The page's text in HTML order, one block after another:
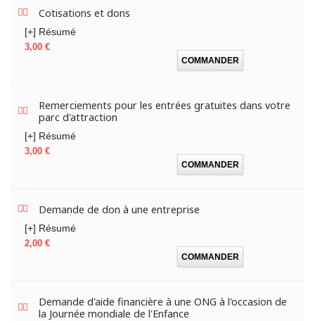
Cotisations et dons
[+] Résumé
Prix
3,00 €
COMMANDER
Remerciements pour les entrées gratuites dans votre
parc d'attraction
[+] Résumé
Prix
3,00 €
COMMANDER
Demande de don à une entreprise
[+] Résumé
Prix
2,00 €
COMMANDER
Demande d'aide financière à une ONG à l'occasion de
la Journée mondiale de l'Enfance